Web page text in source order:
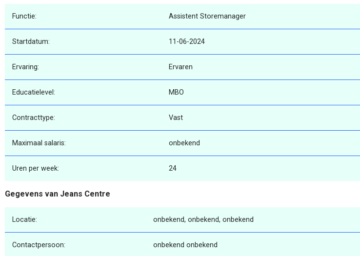
Functie: Assistent Storemanager
Startdatum: 11-06-2024
Ervaring: Ervaren
Educatielevel: MBO
Contracttype: Vast
Maximaal salaris: onbekend
Uren per week: 24
Gegevens van Jeans Centre
Locatie: onbekend, onbekend, onbekend
Contactpersoon: onbekend onbekend